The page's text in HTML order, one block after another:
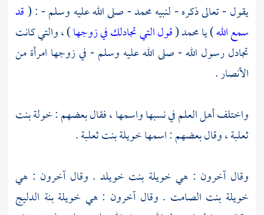
يقول - تعالى ذكره - لنبيهمحمد- صلى الله عليه وسلم - : (قد
سمع الله) يامحمد(قول التي تجادلك في زوجها) ، والتي كانت
تجادل رسول الله - صلى الله عليه وسلم - في زوجها امرأة من
الأنصار .
واختلف أهل العلم في نسبها واسمها ، فقال بعضهم :خولة بنت
ثعلبة ،وقال بعضهم : اسمهاخويلة بنت ثعلبة.
وقال آخرون : هي خويلة بنت خويلد . وقال آخرون : هي
خويلة بنت الصامت . وقال آخرون : هي خويلة بنة الدليج